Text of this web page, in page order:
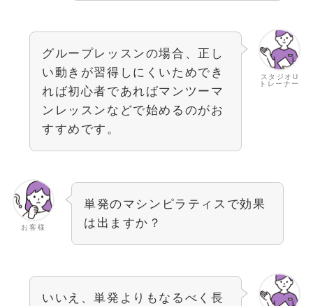
スタジオU
トレーナー
グループレッスンの場合、正し
い動きが習得しにくいためでき
れば初心者であればマンツーマ
ンレッスンなどで始めるのがお
すすめです。
お客様
単発のマシンピラティスで効果
は出ますか？
いいえ、単発よりもなるべく長